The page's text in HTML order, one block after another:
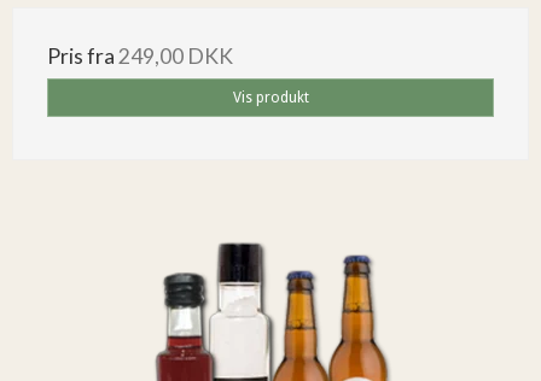
Pris fra 249,00 DKK
Vis produkt